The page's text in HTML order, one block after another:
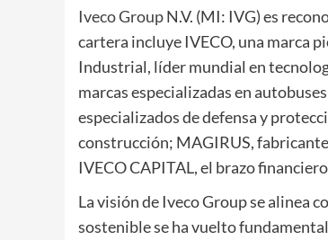
Iveco GroupN.V. (MI: IVG) es
cartera incluye IVECO, una marca
Industrial, líder mundial en
marcas especializadas en
especializados de defensa y
construcción; MAGIRUS,
IVECO CAPITAL, el brazo
La visión de Iveco Group se alinea
sostenible se ha vuelto